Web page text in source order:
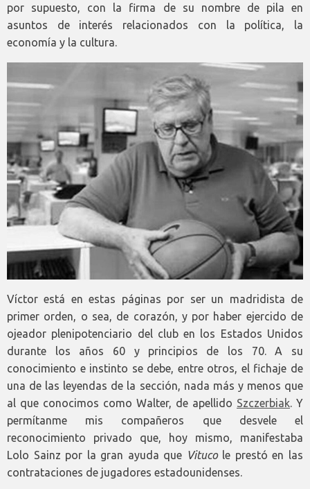
por supuesto, con la firma de su nombre de pila en
asuntos de interés relacionados con la política, la
economía y la cultura.
Víctor está en estas páginas por ser un madridista de
primer orden, o sea, de corazón, y por haber ejercido de
ojeador plenipotenciario del club en los Estados Unidos
durante los años 60 y principios de los 70. A su
conocimiento e instinto se debe, entre otros, el fichaje de
una de las leyendas de la sección, nada más y menos que
al que conocimos como Walter, de apellido Szczerbiak. Y
permítanme mis compañeros que desvele el
reconocimiento privado que, hoy mismo, manifestaba
Lolo Sainz por la gran ayuda que Vituco le prestó en las
contrataciones de jugadores estadounidenses.